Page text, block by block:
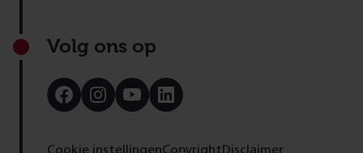
Volg ons op
Bezoek
onze
Bezoek
onze
Bezoek
onze
Bezoek
onze
Cookie instellingenCopyrightDisclaimer